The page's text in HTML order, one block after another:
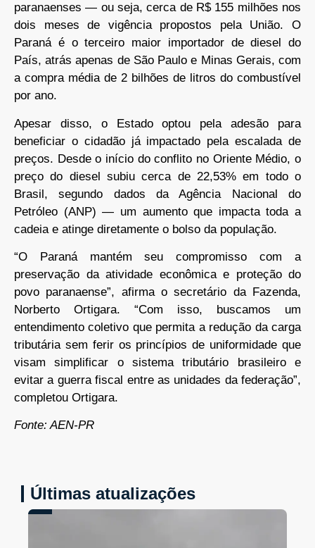
paranaenses — ou seja, cerca de R$ 155 milhões nos
dois meses de vigência propostos pela União. O
Paraná é o terceiro maior importador de diesel do
País, atrás apenas de São Paulo e Minas Gerais, com
a compra média de 2 bilhões de litros do combustível
por ano.
Apesar disso, o Estado optou pela adesão para
beneficiar o cidadão já impactado pela escalada de
preços. Desde o início do conflito no Oriente Médio, o
preço do diesel subiu cerca de 22,53% em todo o
Brasil, segundo dados da Agência Nacional do
Petróleo (ANP) — um aumento que impacta toda a
cadeia e atinge diretamente o bolso da população.
“O Paraná mantém seu compromisso com a
preservação da atividade econômica e proteção do
povo paranaense”, afirma o secretário da Fazenda,
Norberto Ortigara. “Com isso, buscamos um
entendimento coletivo que permita a redução da carga
tributária sem ferir os princípios de uniformidade que
visam simplificar o sistema tributário brasileiro e
evitar a guerra fiscal entre as unidades da federação”,
completou Ortigara.
Fonte: AEN-PR
Últimas atualizações